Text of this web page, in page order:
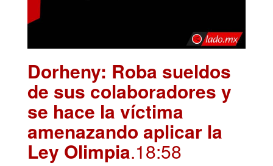
Dorheny: Roba sueldos
de sus colaboradores y
se hace la víctima
amenazando aplicar la
Ley Olimpia.18:58